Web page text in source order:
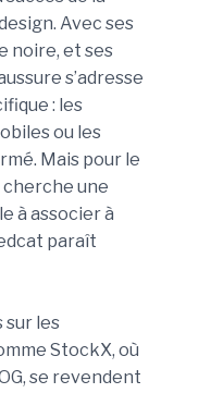
Avec ses
noire, et ses
s’adresse
: les
ou les
Mais pour le
cherche une
à associer à
paraît
sur les
StockX, où
se revendent